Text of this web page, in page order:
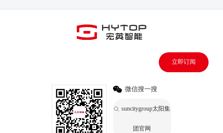
立即订阅
微信搜一搜
suncitygroup太阳集
团官网